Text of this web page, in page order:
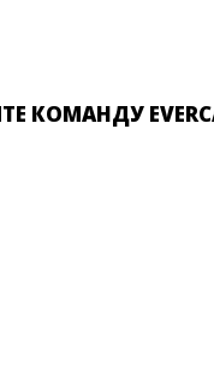
КОМАНДУ